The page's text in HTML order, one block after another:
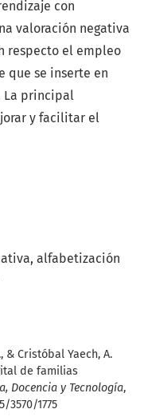
alfabetización
& Cristóbal Yaech, A.
de familias
Docencia y Tecnología,
3570/1775
con
valoración negativa
respecto el empleo
que se inserte en
La principal
y facilitar el